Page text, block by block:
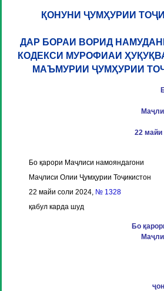
ҚОНУНИ ҶУМҲУРИИ
ДАР БОРАИ ВОРИД
КОДЕКСИ МУРОФИАИ
МАЪМУРИИ ҶУМҲУРИИ
22 майи
Бо қарори Маҷлиси намояндагони
Маҷлиси Олии Ҷумҳурии Тоҷикистон
22 майи соли 2024, № 1328
қабул карда шуд
Бо